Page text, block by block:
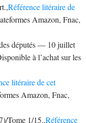
Référence litéraire de
Amazon, Fnac,
députés — 10 juillet
à l’achat sur les
litéraire de cet
Amazon, Fnac,
Tome 1/15.,Référence